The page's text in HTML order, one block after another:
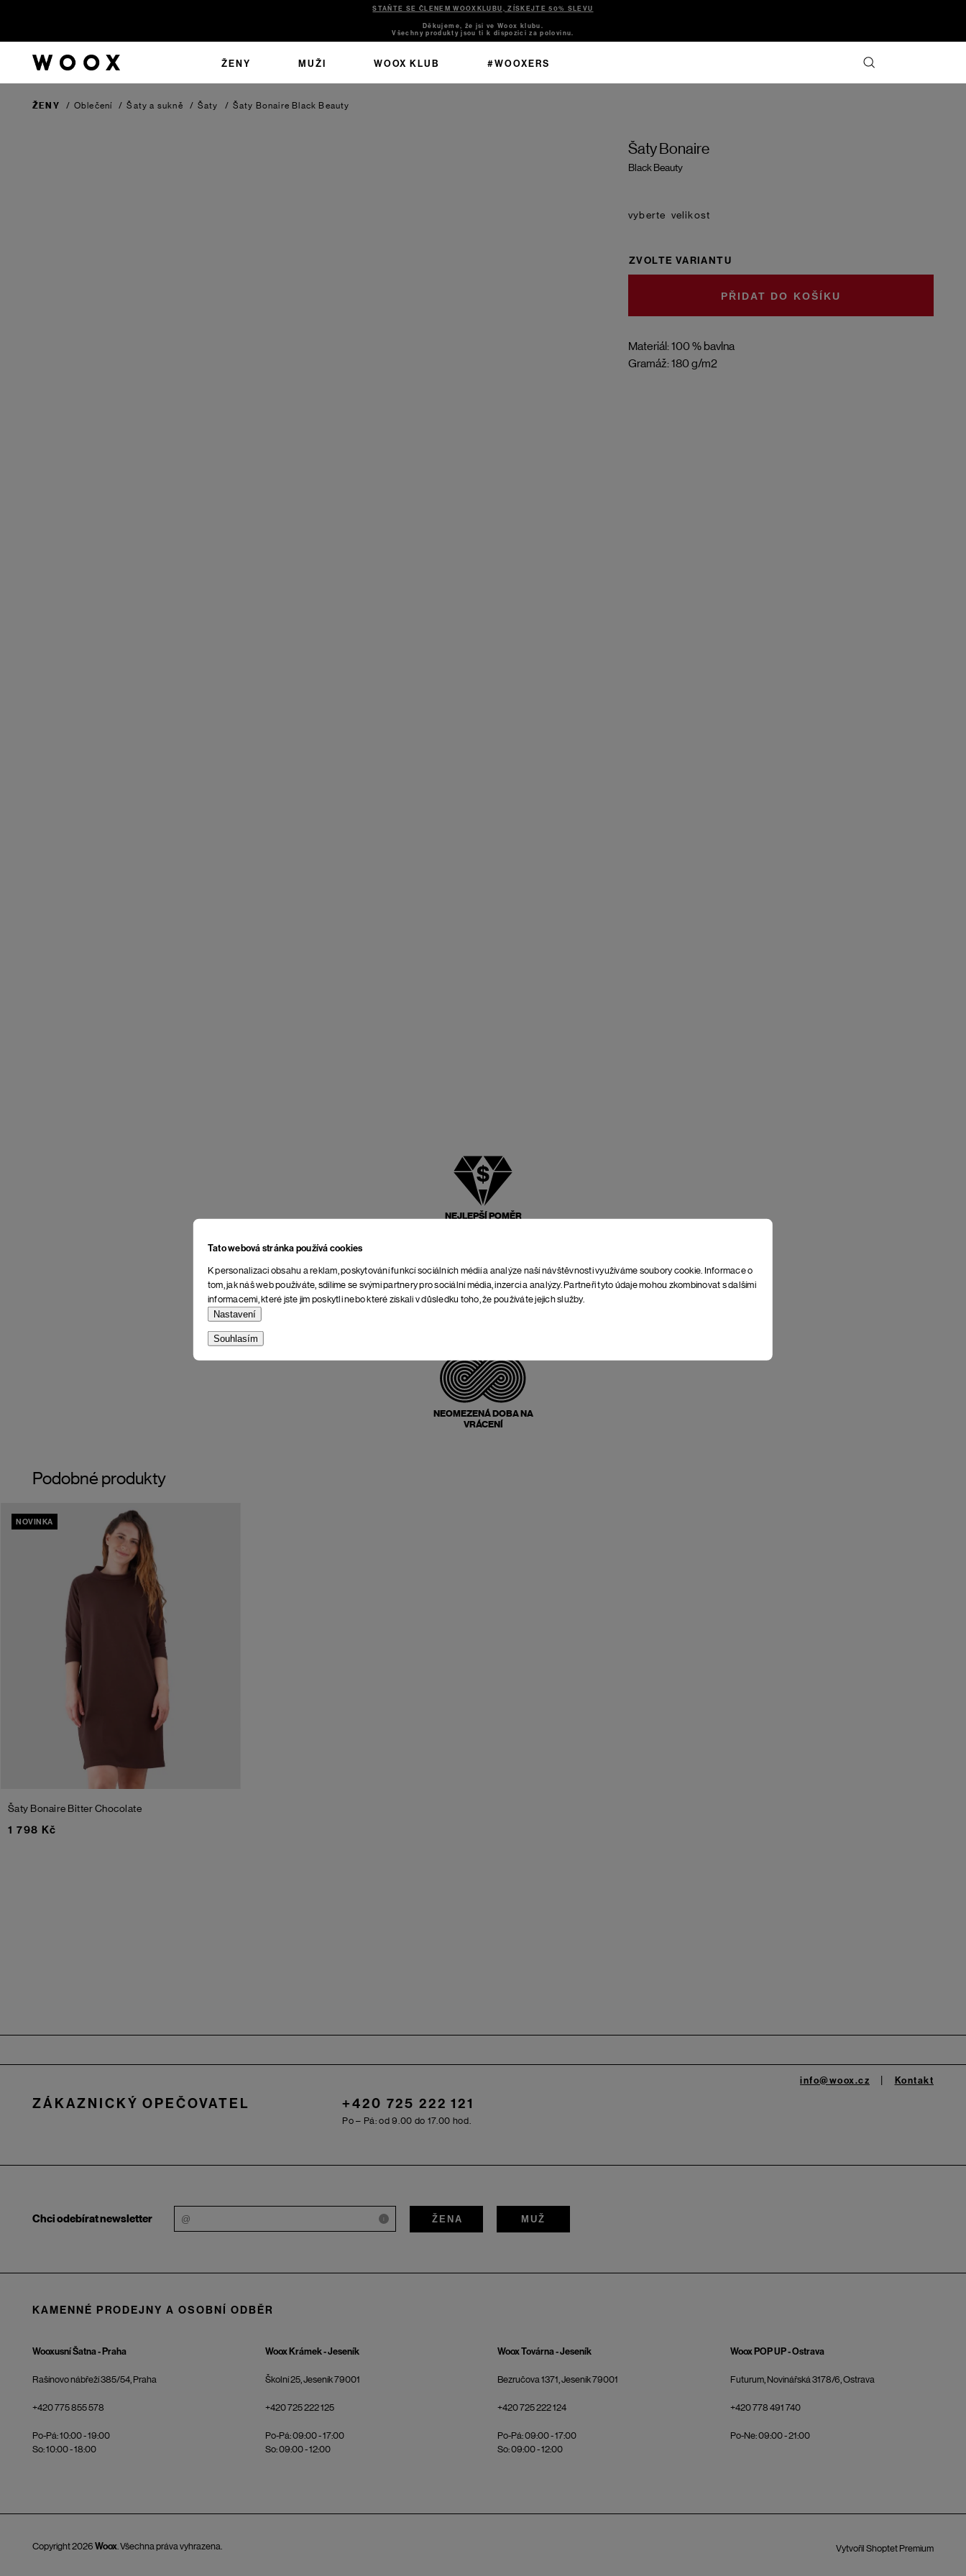
Tato webová stránka používá cookies
K personalizaci obsahu a reklam, poskytování funkcí sociálních médií a analýze naší návštěvnosti využíváme soubory cookie. Informace o
tom, jak náš web používáte, sdílíme se svými partnery pro sociální média, inzerci a analýzy. Partneři tyto údaje mohou zkombinovat s dalšími
informacemi, které jste jim poskytli nebo které získali v důsledku toho, že používáte jejich služby.
Nastavení
Souhlasím
STAŇTE SE ČLENEM WOOXKLUBU, ZÍSKEJTE 50% SLEVU
Děkujeme, že jsi ve Woox klubu.
Všechny produkty jsou ti k dispozici za polovinu.
ŽENY MUŽI WOOX KLUB #WOOXERS
ŽENY / Oblečení / Šaty a sukně / Šaty / Šaty Bonaire Black Beauty
Šaty Bonaire
Black Beauty
Materiál: 100 % bavlna
Gramáž: 180 g/m2
velikost
ZVOLTE VARIANTU
DO KOŠÍKU
NEJLEPŠÍ POMĚR
NEOMEZENÁ DOBA NA
VRÁCENÍ
Podobné produkty
NOVINKA
Šaty Bonaire Bitter Chocolate
1 798 Kč
ZÁKAZNICKÝ OPEČOVATEL +420 725 222 121
Po – Pá: od 9.00 do 17.00 hod.
info@woox.cz Kontakt
Chci odebírat newsletter i ŽENA MUŽ
KAMENNÉ PRODEJNY A OSOBNÍ ODBĚR
Wooxusní Šatna - Praha
Rašínovo nábřeží 385/54, Praha
+420 775 855 578
Po-Pá: 10:00 - 19:00
So: 10:00 - 18:00
Woox Krámek - Jeseník
Školní 25, Jeseník 79001
+420 725 222 125
Po-Pá: 09:00 - 17:00
So: 09:00 - 12:00
Woox Továrna - Jeseník
Bezručova 1371, Jeseník 79001
+420 725 222 124
Po-Pá: 09:00 - 17:00
So: 09:00 - 12:00
Woox POP UP - Ostrava
Futurum, Novinářská 3178/6, Ostrava
+420 778 491 740
Po-Ne: 09:00 - 21:00
Vytvořil Shoptet Premium
Copyright 2026 Woox. Všechna práva vyhrazena.